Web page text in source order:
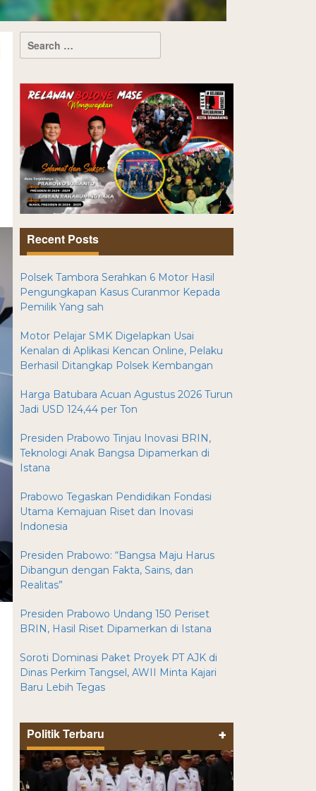
Recent Posts
Polsek Tambora Serahkan 6 Motor Hasil
Pengungkapan Kasus Curanmor Kepada
Pemilik Yang sah
Motor Pelajar SMK Digelapkan Usai
Kenalan di Aplikasi Kencan Online, Pelaku
Berhasil Ditangkap Polsek Kembangan
Harga Batubara Acuan Agustus 2026 Turun
Jadi USD 124,44 per Ton
Presiden Prabowo Tinjau Inovasi BRIN,
Teknologi Anak Bangsa Dipamerkan di
Istana
Prabowo Tegaskan Pendidikan Fondasi
Utama Kemajuan Riset dan Inovasi
Indonesia
Presiden Prabowo: “Bangsa Maju Harus
Dibangun dengan Fakta, Sains, dan
Realitas”
Presiden Prabowo Undang 150 Periset
BRIN, Hasil Riset Dipamerkan di Istana
Soroti Dominasi Paket Proyek PT AJK di
Dinas Perkim Tangsel, AWII Minta Kajari
Baru Lebih Tegas
Politik Terbaru +